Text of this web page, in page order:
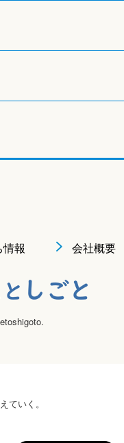
報 会社概要
ていく。